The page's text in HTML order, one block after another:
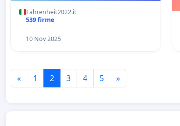
Fahrenheit2022.it
539 firme
10 Nov 2025
« 1 2 3 4 5 »